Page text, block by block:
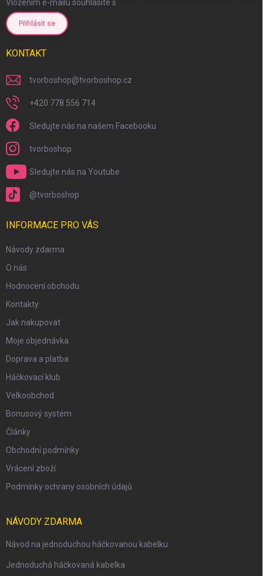
Vložením e-mailu souhlasíte s
Přihlásit se
KONTAKT
tvorboshop@tvorboshop.cz
+420 778 556 714
Sledujte nás na našem Facebooku
tvorboshop
Sledujte nás na Youtube
@tvorboshop
INFORMACE PRO VÁS
Návody zdarma
O nás
Hodnocení obchodu
Kontakty
Jak nakupovat
Moje objednávka
Doprava a platba
Háčkovací klub
Velkoobchod
Bonusový systém
Články
Obchodní podmínky
Vrácení zboží
Podmínky ochrany osobních údajů
NÁVODY ZDARMA
Návod na jednoduchou háčkovanou kabelku
Jednoduchá háčkovaná kabelka